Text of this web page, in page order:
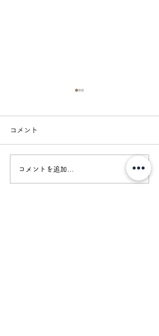
コメント
コメントを追加…